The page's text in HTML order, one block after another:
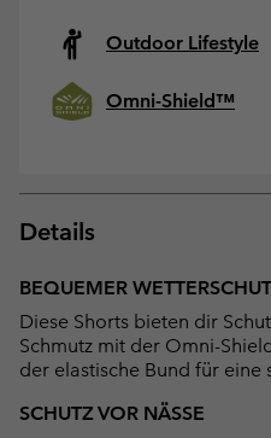
Outdoor Lifestyle
Omni-Shield™
Details
BEQUEMER
Diese Shorts bieten dir
Schmutz mit der Omni-
der elastische Bund für eine
SCHUTZ VOR NÄSSE